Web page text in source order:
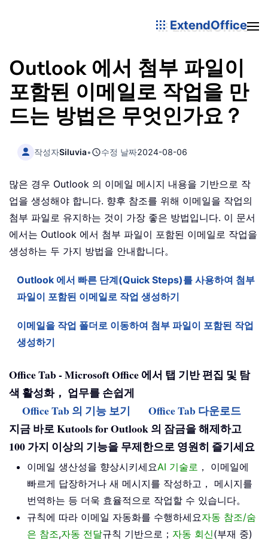
ExtendOffice
Outlook 에서 첨부 파일이
포함된 이메일로 작업을 만
드는 방법은 무엇인가요？
작성자Siluvia• 수정 날짜2024-08-06
많은 경우 Outlook 의 이메일 메시지 내용을 기반으로 작
업을 생성해야 합니다. 향후 참조를 위해 이메일을 작업의
첨부 파일로 유지하는 것이 가장 좋은 방법입니다. 이 문서
에서는 Outlook 에서 첨부 파일이 포함된 이메일로 작업을
생성하는 두 가지 방법을 안내합니다。
Outlook 에서 빠른 단계(Quick Steps)를 사용하여 첨부
파일이 포함된 이메일로 작업 생성하기
이메일을 작업 폴더로 이동하여 첨부 파일이 포함된 작업
생성하기
Office Tab - Microsoft Office 에서 탭 기반 편집 및 탐
색 활성화， 업무를 손쉽게
Office Tab 의 기능 보기
Office Tab 다운로드
지금 바로 Kutools for Outlook 의 잠금을 해제하고
100 가지 이상의 기능을 무제한으로 영원히 즐기세요
이메일 생산성을 향상시키세요AI 기술로 ， 이메일에
빠르게 답장하거나 새 메시지를 작성하고， 메시지를
번역하는 등 더욱 효율적으로 작업할 수 있습니다。
규칙에 따라 이메일 자동화를 수행하세요자동 참조/숨
은 참조,자동 전달규칙 기반으로； 자동 회신(부재 중)